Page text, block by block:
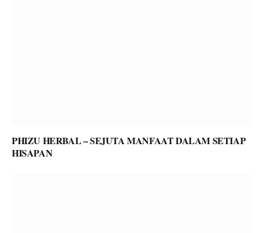
PHIZU HERBAL – SEJUTA MANFAAT DALAM SETIAP
HISAPAN